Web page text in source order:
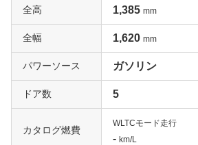
全高 1,385 mm
全幅 1,620 mm
パワーソース ガソリン
ドア数 5
カタログ燃費
WLTCモード走行
- km/L